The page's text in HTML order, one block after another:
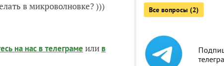
в микроволновке? )))
на нас в телеграме или в
Все вопросы (2)